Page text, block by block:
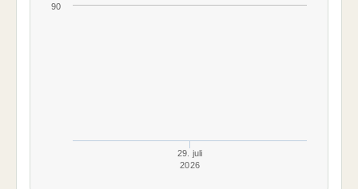
29. juli
2026
90